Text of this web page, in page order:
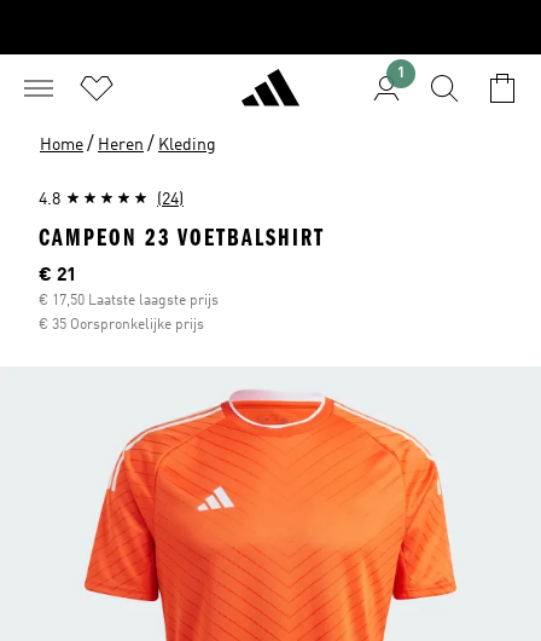
1
Home / Heren / Kleding
4.8 (24)
CAMPEON 23 VOETBALSHIRT
Current price
€ 21
€ 17,50 Laatste laagste prijs
€ 35 Oorspronkelijke prijs